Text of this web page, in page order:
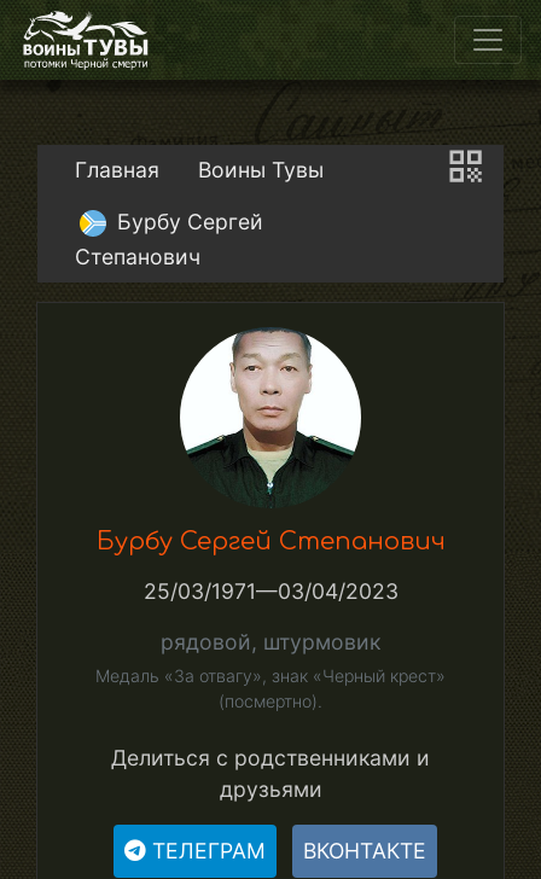
Главная Воины Тувы
Бурбу Сергей
Степанович
Бурбу Сергей Степанович
25/03/1971—03/04/2023
рядовой, штурмовик
Медаль «За отвагу», знак «Черный крест»
(посмертно).
Делиться с родственниками и
друзьями
ТЕЛЕГРАМ ВКОНТАКТЕ